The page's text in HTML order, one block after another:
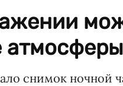
снимок ночной